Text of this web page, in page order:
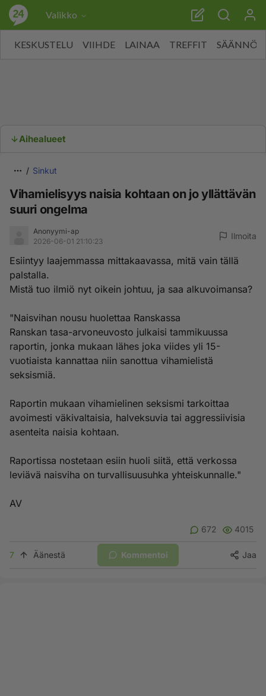
Valikko
KESKUSTELU VIIHDE LAINAA TREFFIT SÄÄNNÖT
Aihealueet
Sinkut
Vihamielisyys naisia kohtaan on jo yllättävän
suuri ongelma
Anonyymi-ap
2026-06-01 21:10:23
Ilmoita
Esiintyy laajemmassa mittakaavassa, mitä vain tällä
palstalla.
Mistä tuo ilmiö nyt oikein johtuu, ja saa alkuvoimansa?
"Naisvihan nousu huolettaa Ranskassa
Ranskan tasa-arvoneuvosto julkaisi tammikuussa
raportin, jonka mukaan lähes joka viides yli 15-
vuotiaista kannattaa niin sanottua vihamielistä
seksismiä.
Raportin mukaan vihamielinen seksismi tarkoittaa
avoimesti väkivaltaisia, halveksuvia tai aggressiivisia
asenteita naisia kohtaan.
Raportissa nostetaan esiin huoli siitä, että verkossa
leviävä naisviha on turvallisuusuhka yhteiskunnalle."
AV
672 4015
7 Äänestä Kommentoi Jaa